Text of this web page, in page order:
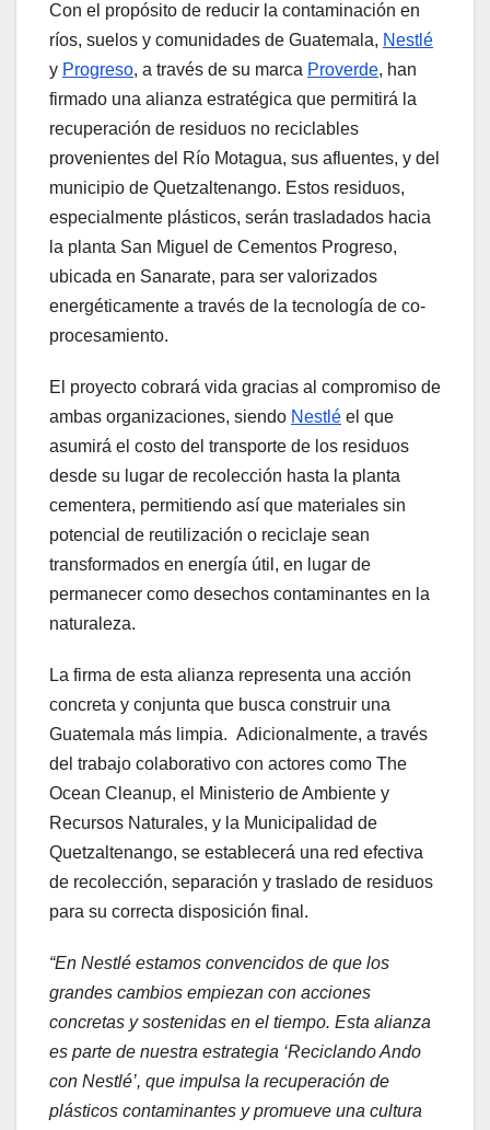
Con el propósito de reducir la contaminación en
ríos, suelos y comunidades de Guatemala, Nestlé
y Progreso, a través de su marca Proverde, han
firmado una alianza estratégica que permitirá la
recuperación de residuos no reciclables
provenientes del Río Motagua, sus afluentes, y del
municipio de Quetzaltenango. Estos residuos,
especialmente plásticos, serán trasladados hacia
la planta San Miguel de Cementos Progreso,
ubicada en Sanarate, para ser valorizados
energéticamente a través de la tecnología de co-
procesamiento.
El proyecto cobrará vida gracias al compromiso de
ambas organizaciones, siendo Nestlé el que
asumirá el costo del transporte de los residuos
desde su lugar de recolección hasta la planta
cementera, permitiendo así que materiales sin
potencial de reutilización o reciclaje sean
transformados en energía útil, en lugar de
permanecer como desechos contaminantes en la
naturaleza.
La firma de esta alianza representa una acción
concreta y conjunta que busca construir una
Guatemala más limpia. Adicionalmente, a través
del trabajo colaborativo con actores como The
Ocean Cleanup, el Ministerio de Ambiente y
Recursos Naturales, y la Municipalidad de
Quetzaltenango, se establecerá una red efectiva
de recolección, separación y traslado de residuos
para su correcta disposición final.
“En Nestlé estamos convencidos de que los
grandes cambios empiezan con acciones
concretas y sostenidas en el tiempo. Esta alianza
es parte de nuestra estrategia ‘Reciclando Ando
con Nestlé’, que impulsa la recuperación de
plásticos contaminantes y promueve una cultura